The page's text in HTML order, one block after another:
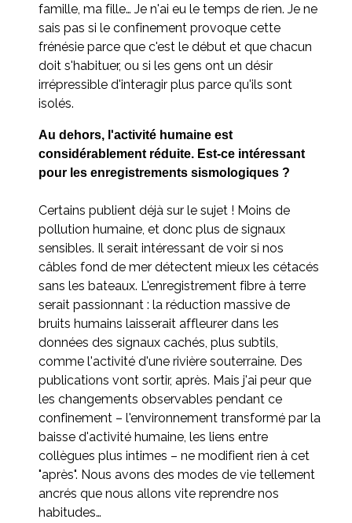
famille, ma fille… Je n'ai eu le temps de rien. Je ne
sais pas si le confinement provoque cette
frénésie parce que c'est le début et que chacun
doit s'habituer, ou si les gens ont un désir
irrépressible d'interagir plus parce qu'ils sont
isolés.
Au dehors, l'activité humaine est
considérablement réduite. Est-ce intéressant
pour les enregistrements sismologiques ?
Certains publient déjà sur le sujet ! Moins de
pollution humaine, et donc plus de signaux
sensibles. Il serait intéressant de voir si nos
câbles fond de mer détectent mieux les cétacés
sans les bateaux. L'enregistrement fibre à terre
serait passionnant : la réduction massive de
bruits humains laisserait affleurer dans les
données des signaux cachés, plus subtils,
comme l'activité d'une rivière souterraine. Des
publications vont sortir, après. Mais j'ai peur que
les changements observables pendant ce
confinement – l'environnement transformé par la
baisse d'activité humaine, les liens entre
collègues plus intimes – ne modifient rien à cet
"après". Nous avons des modes de vie tellement
ancrés que nous allons vite reprendre nos
habitudes…